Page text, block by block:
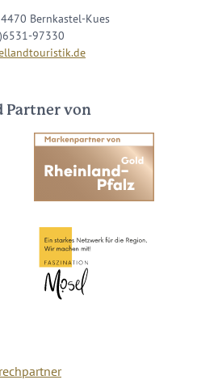
Bernkastel-Kues
97330
Partner von